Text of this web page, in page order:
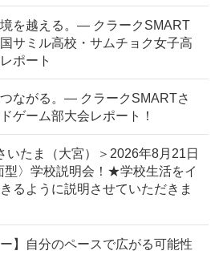
境を越える。― クラークSMART
サミル高校・サムチョク女子高
ポート
つながる。― クラークSMARTさ
ゲーム部大会レポート！
いたま（大宮）＞2026年8月21日
型〉学校説明会！★学校生活をイ
るように説明させていただきま
】自分のペースで広がる可能性